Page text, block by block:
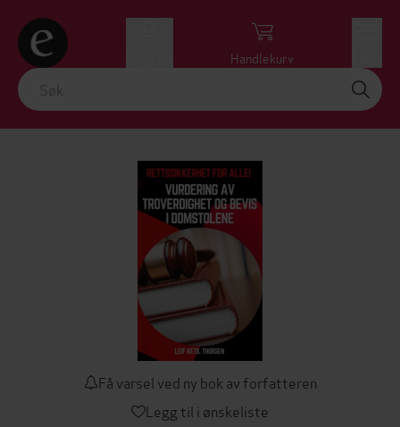
Handlekurv
Få varsel ved ny bok av forfatteren
Legg til i ønskeliste